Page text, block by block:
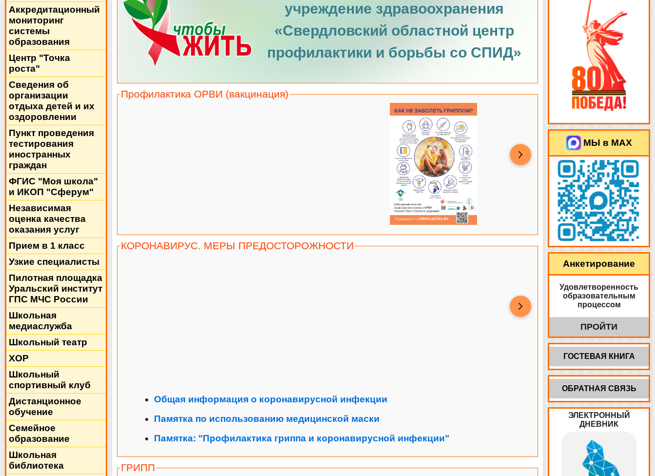
Аккредитационный
мониторинг
системы
образования
Центр "Точка
роста"
Сведения об
организации
отдыха детей и их
оздоровлении
Пункт проведения
тестирования
иностранных
граждан
ФГИС "Моя школа"
и ИКОП "Сферум"
Независимая
оценка качества
оказания услуг
Прием в 1 класс
Узкие специалисты
Пилотная площадка
Уральский институт
ГПС МЧС России
Школьная
медиаслужба
Школьный театр
ХОР
Школьный
спортивный клуб
Дистанционное
обучение
Семейное
образование
Школьная
библиотека
учреждение здравоохранения
«Свердловский областной центр
профилактики и борьбы со СПИД»
Профилактика ОРВИ (вакцинация)
КОРОНАВИРУС. МЕРЫ ПРЕДОСТОРОЖНОСТИ
Общая информация о коронавирусной инфекции
Памятка по использованию медицинской маски
Памятка: "Профилактика гриппа и коронавирусной инфекции"
ГРИПП
МЫ в MAX
Анкетирование
Удовлетворенность
образовательным
процессом
ПРОЙТИ
ГОСТЕВАЯ КНИГА
ОБРАТНАЯ СВЯЗЬ
ЭЛЕКТРОННЫЙ
ДНЕВНИК